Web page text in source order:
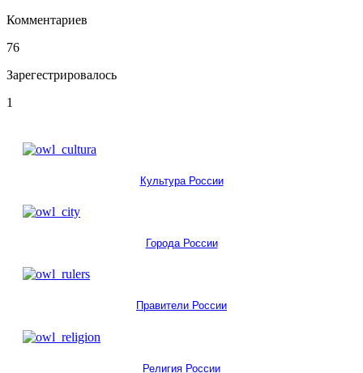
Комментариев
76
Зарегестрировалось
1
Культура России
Города России
Правители России
Религия России